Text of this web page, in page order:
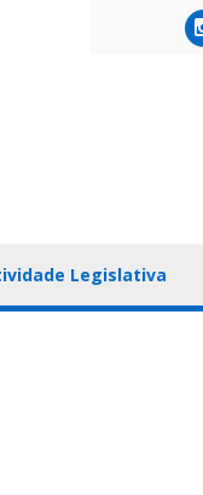
Legislativa